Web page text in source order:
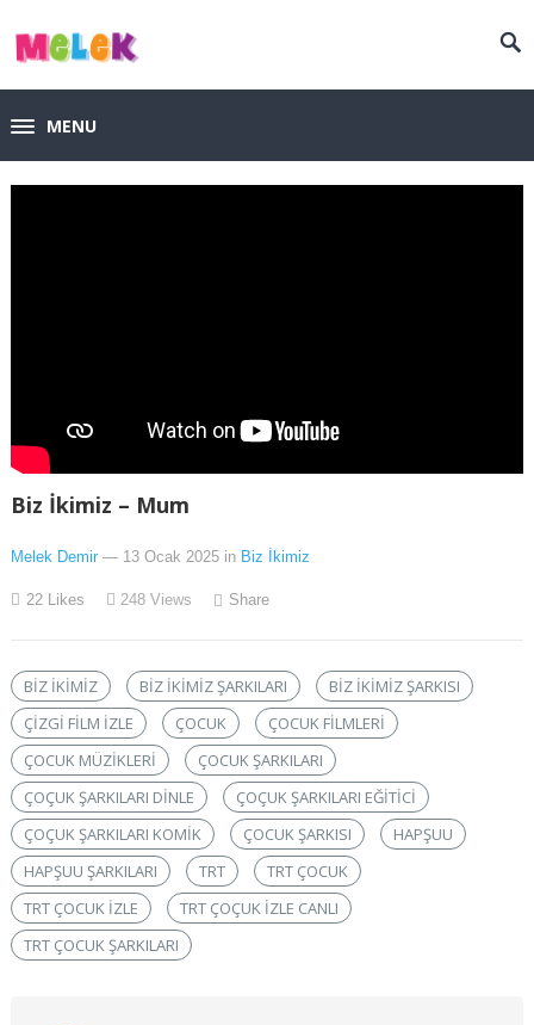
MENU
Biz İkimiz – Mum
Melek Demir — 13 Ocak 2025 in Biz İkimiz
22 Likes 248Views Share
BIZ IKIMIZ BIZ IKIMIZ ŞARKILARI
BIZ IKIMIZ ŞARKISI
ÇIZGI FILM IZLE
ÇOCUK
ÇOCUK FILMLERI
ÇOCUK MÜZIKLERI
ÇOCUK ŞARKILARI
ÇOÇUK ŞARKILARI DINLE
ÇOÇUK ŞARKILARI EĞITICI
ÇOÇUK ŞARKILARI KOMIK
ÇOCUK ŞARKISI
HAPŞUU
HAPŞUU ŞARKILARI
TRT
TRT ÇOCUK
TRT ÇOCUK IZLE
TRT ÇOÇUK IZLE CANLI
TRT ÇOCUK ŞARKILARI